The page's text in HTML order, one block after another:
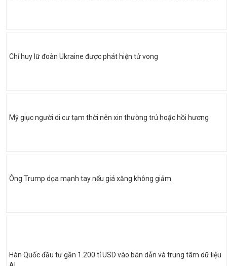
Chỉ huy lữ đoàn Ukraine được phát hiện tử vong
Mỹ giục người di cư tạm thời nên xin thường trú hoặc hồi hương
Ông Trump dọa mạnh tay nếu giá xăng không giảm
Hàn Quốc đầu tư gần 1.200 tỉ USD vào bán dẫn và trung tâm dữ liệu